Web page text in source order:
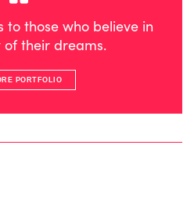
to those who believe in
their dreams.
PORTFOLIO